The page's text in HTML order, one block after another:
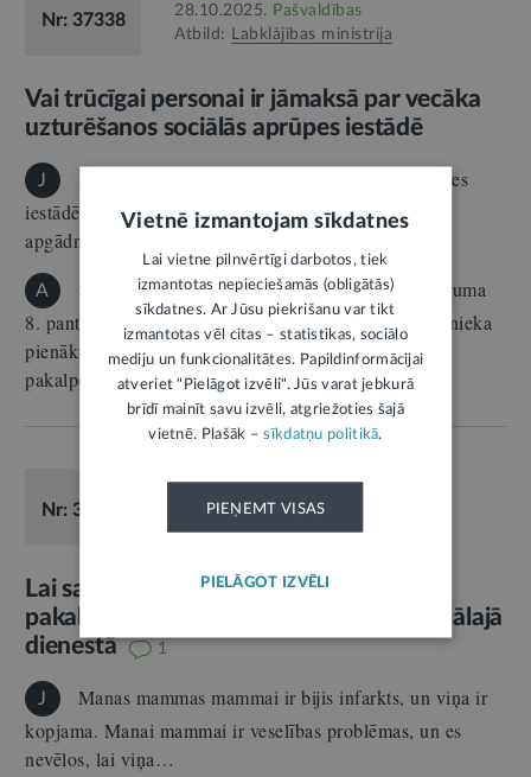
Nr: 37338 28.10.2025. Pašvaldības
Atbild:
Labklājības ministrija
Vai trūcīgai personai ir jāmaksā par vecāka
uzturēšanos sociālās aprūpes iestādē
J
Ievietojot tuvinieku pašvaldības sociālās aprūpes
iestādē, katrā pašvaldībā ir atšķirīgi noteikumi par
apgādniekiem…
A
Sociālo pakalpojumu un sociālās palīdzības likuma
8. panta pirmā daļa paredz, ka klienta vai viņa apgādnieka
pienākums ir samaksāt par saņemtajiem sociālajiem
pakalpojumiem.…
Nr: 37148 29.09.2025.Veselība
Lai saņemtu nepieciešamos sociālos
pakalpojumus, jāvēršas pašvaldības sociālajā
dienestā
1
J
Manas mammas mammai ir bijis infarkts, un viņa ir
kopjama. Manai mammai ir veselības problēmas, un es
nevēlos, lai viņa…
Vietnē izmantojam sīkdatnes
Lai vietne pilnvērtīgi darbotos, tiek
izmantotas nepieciešamās (obligātās)
sīkdatnes. Ar Jūsu piekrišanu var tikt
izmantotas vēl citas – statistikas, sociālo
mediju un funkcionalitātes. Papildinformācijai
atveriet "Pielāgot izvēli". Jūs varat jebkurā
brīdī mainīt savu izvēli, atgriežoties šajā
vietnē. Plašāk –sīkdatņu politikā.
PIEŅEMT VISAS
PIELĀGOT IZVĒLI